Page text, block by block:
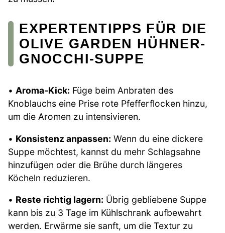
EXPERTENTIPPS FÜR DIE
OLIVE GARDEN HÜHNER-
GNOCCHI-SUPPE
• Aroma-Kick: Füge beim Anbraten des
Knoblauchs eine Prise rote Pfefferflocken hinzu,
um die Aromen zu intensivieren.
• Konsistenz anpassen: Wenn du eine dickere
Suppe möchtest, kannst du mehr Schlagsahne
hinzufügen oder die Brühe durch längeres
Köcheln reduzieren.
• Reste richtig lagern: Übrig gebliebene Suppe
kann bis zu 3 Tage im Kühlschrank aufbewahrt
werden. Erwärme sie sanft, um die Textur zu